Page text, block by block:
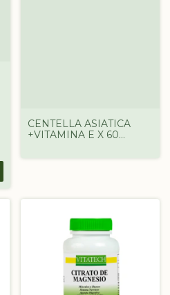
CENTELLA ASIATICA
+VITAMINA E X 60